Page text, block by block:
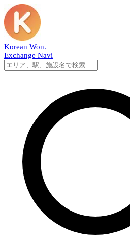
Korean Won.
Exchange Navi